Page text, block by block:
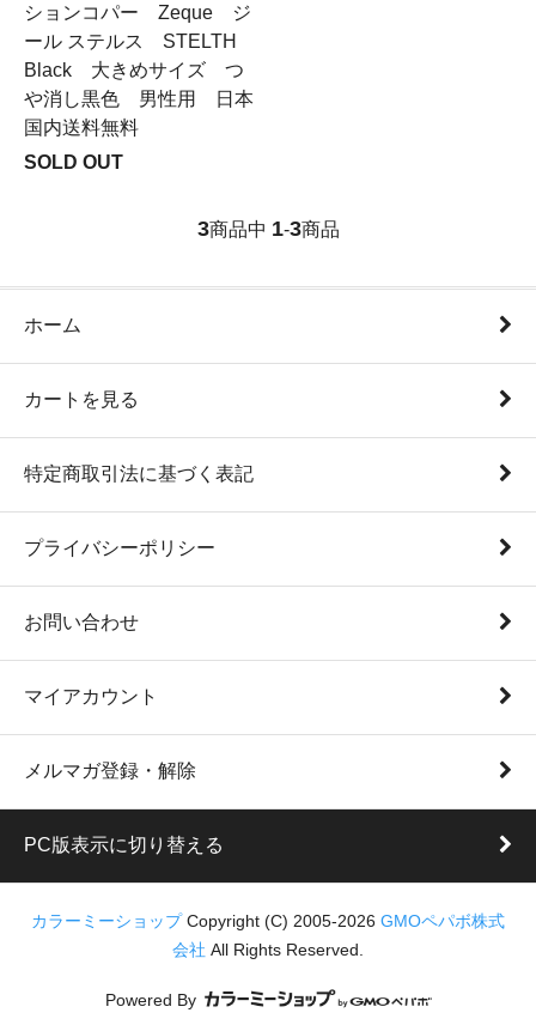
ションコパー Zeque ジ
ール ステルス STELTH
Black 大きめサイズ つ
や消し黒色 男性用 日本
国内送料無料
SOLD OUT
3商品中 1-3商品
ホーム
カートを見る
特定商取引法に基づく表記
プライバシーポリシー
お問い合わせ
マイアカウント
メルマガ登録・解除
PC版表示に切り替える
カラーミーショップ Copyright (C) 2005-2026 GMOペパボ株式
会社 All Rights Reserved.
Powered By